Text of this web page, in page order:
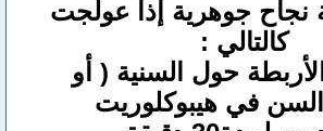
جوهرية إذا عولجت
كالتالي :
حول السنية ( أو
في هيبوكلوريت